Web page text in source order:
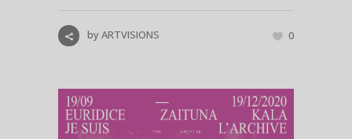
byARTVISIONS 0